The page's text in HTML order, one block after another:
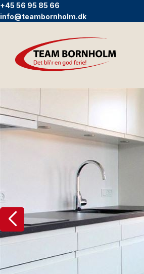
+45 56 95 85 66
info@teambornholm.dk